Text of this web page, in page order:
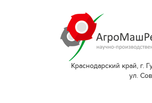
Краснодарский край, г.
ул.